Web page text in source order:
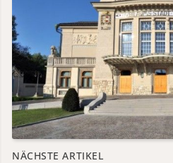
NÄCHSTE ARTIKEL